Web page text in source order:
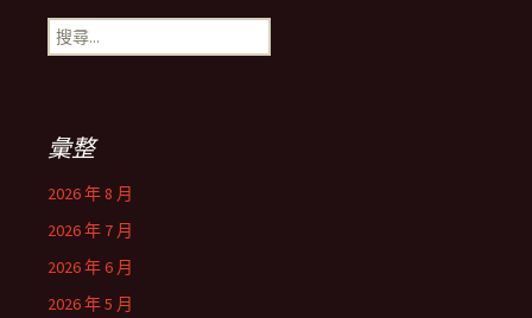
搜
尋
彙整
2026 年 8 月
2026 年 7 月
2026 年 6 月
2026 年 5 月